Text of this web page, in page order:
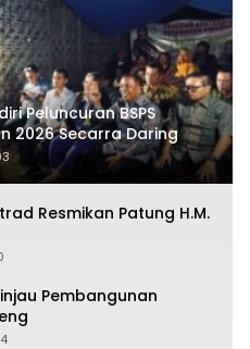
Peluncuran BSPS
2026 Secarra Daring
Resmikan Patung H.M.
Pembangunan